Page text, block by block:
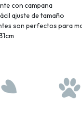
con campana
ajuste de tamaño
son perfectos para